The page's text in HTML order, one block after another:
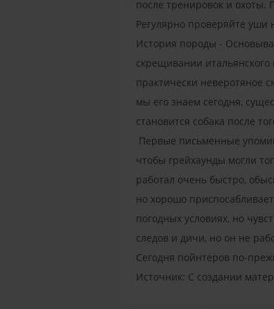
после тренировок и охоты.
Регулярно проверяйте уши
История породы -
скрещивании итальянского
практически неверотяное
мы его знаем сегодня,
становится собака после
Первые письменные
чтобы грейхаунды могли
работал очень быстро,
но хорошо
погодных условиях, но
следов и дичи, но он не
Сегодня пойнтеров по-
Источник: С создании